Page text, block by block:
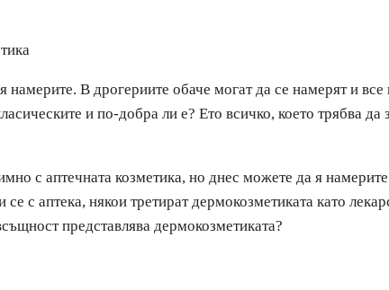
В дрогериите обаче могат да се намерят и все
и по-добра ли е? Ето всичко, което трябва да
с аптечната козметика, но днес можете да я
с аптека, някои третират дермокозметиката като
представлява дермокозметиката?